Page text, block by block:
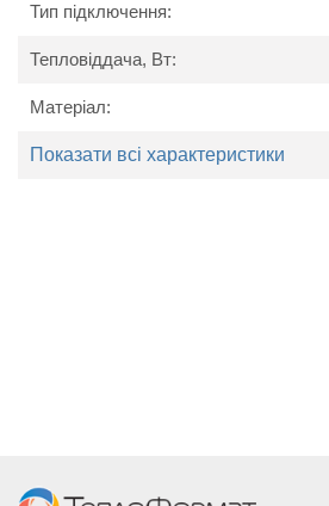
Найменування
Тип підключення:
Тепловіддача, Вт:
Матеріал:
Показати всі характеристики